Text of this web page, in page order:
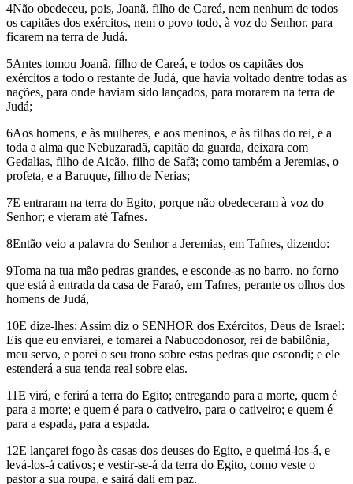
4Não obedeceu, pois, Joanã, filho de Careá, nem nenhum de todos
os capitães dos exércitos, nem o povo todo, à voz do Senhor, para
ficarem na terra de Judá.
5Antes tomou Joanã, filho de Careá, e todos os capitães dos
exércitos a todo o restante de Judá, que havia voltado dentre todas as
nações, para onde haviam sido lançados, para morarem na terra de
Judá;
6Aos homens, e às mulheres, e aos meninos, e às filhas do rei, e a
toda a alma que Nebuzaradã, capitão da guarda, deixara com
Gedalias, filho de Aicão, filho de Safã; como também a Jeremias, o
profeta, e a Baruque, filho de Nerias;
7E entraram na terra do Egito, porque não obedeceram à voz do
Senhor; e vieram até Tafnes.
8Então veio a palavra do Senhor a Jeremias, em Tafnes, dizendo:
9Toma na tua mão pedras grandes, e esconde-as no barro, no forno
que está à entrada da casa de Faraó, em Tafnes, perante os olhos dos
homens de Judá,
10E dize-lhes: Assim diz o SENHOR dos Exércitos, Deus de Israel:
Eis que eu enviarei, e tomarei a Nabucodonosor, rei de babilônia,
meu servo, e porei o seu trono sobre estas pedras que escondi; e ele
estenderá a sua tenda real sobre elas.
11E virá, e ferirá a terra do Egito; entregando para a morte, quem é
para a morte; e quem é para o cativeiro, para o cativeiro; e quem é
para a espada, para a espada.
12E lançarei fogo às casas dos deuses do Egito, e queimá-los-á, e
levá-los-á cativos; e vestir-se-á da terra do Egito, como veste o
pastor a sua roupa, e sairá dali em paz.